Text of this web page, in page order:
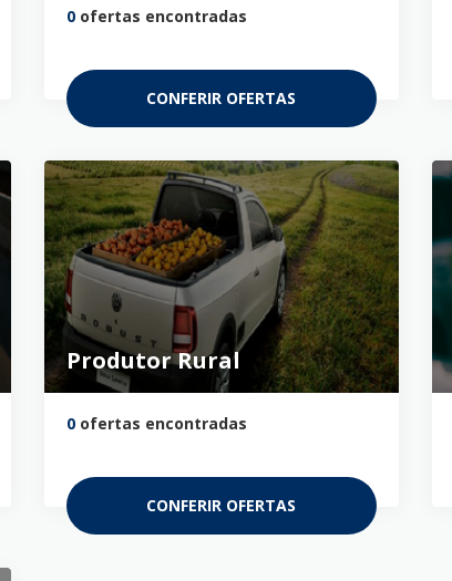
0ofertas encontradas
CONFERIR OFERTAS
Produtor Rural
0ofertas encontradas
CONFERIR OFERTAS